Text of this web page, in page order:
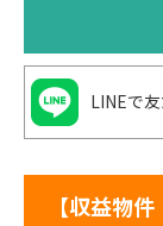
【収益物
LINEで